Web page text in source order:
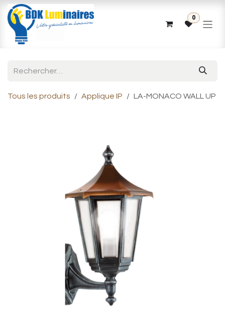
Se rendre au contenu
0
Tous les produits Applique IP LA-MONACO WALL UP